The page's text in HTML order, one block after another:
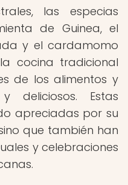
las especias
de Guinea, el
y el cardamomo
cocina tradicional
de los alimentos y
deliciosos. Estas
apreciadas por su
que también han
y celebraciones